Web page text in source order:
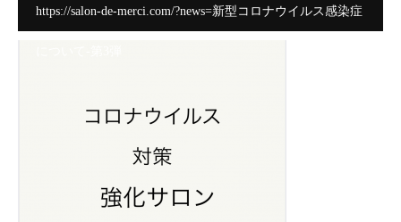
https://salon-de-merci.com/?news=新型コロナウイルス感染症